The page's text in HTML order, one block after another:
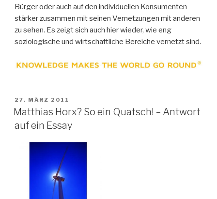
Bürger oder auch auf den individuellen Konsumenten
stärker zusammen mit seinen Vernetzungen mit anderen
zu sehen. Es zeigt sich auch hier wieder, wie eng
soziologische und wirtschaftliche Bereiche vernetzt sind.
VERÖFFENTLICHT
AM
27. MÄRZ 2011
Matthias Horx? So ein Quatsch! – Antwort
auf ein Essay